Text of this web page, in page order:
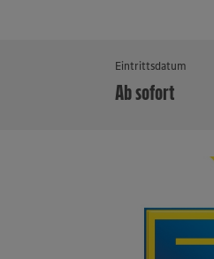
Eintrittsdatum
Ab sofort